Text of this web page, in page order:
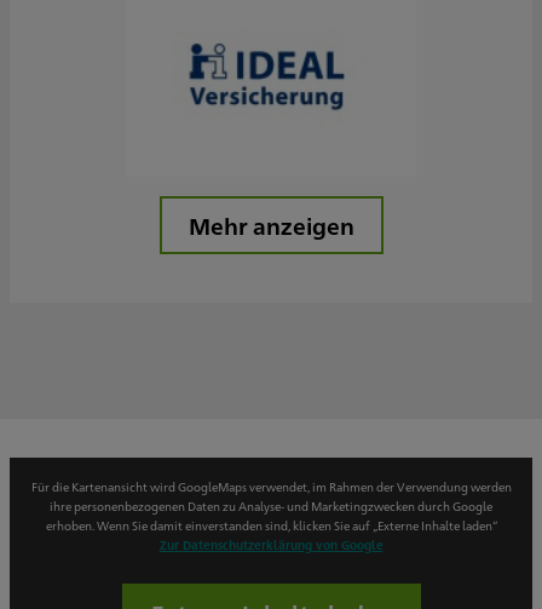
Mehr anzeigen
Für die Kartenansicht wird GoogleMaps verwendet, im Rahmen der Verwendung werden
ihre personenbezogenen Daten zu Analyse- und Marketingzwecken durch Google
erhoben. Wenn Sie damit einverstanden sind, klicken Sie auf „Externe Inhalte laden“
Zur Datenschutzerklärung von Google